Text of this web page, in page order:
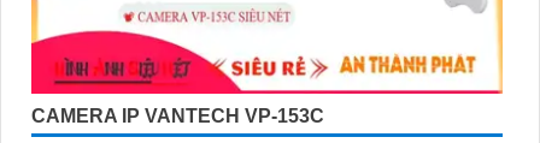
CAMERA IP VANTECH VP-153C